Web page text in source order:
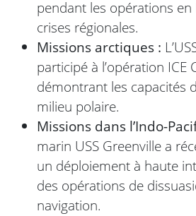
pendant les opérations
crises régionales.
Missions arctiques :
participé à l’opération ICE
démontrant les capacités
milieu polaire.
Missions dans l’Indo-
marin USS Greenville a
un déploiement à haute
des opérations de
navigation.